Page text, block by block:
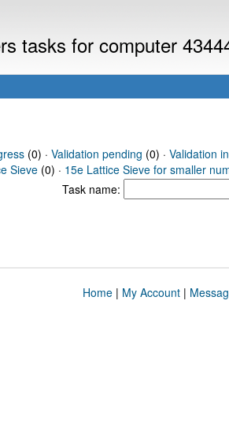
tasks for computer
(0) · Validation pending (0) · Validation
Sieve (0) · 15e Lattice Sieve for smaller
Task name:
Home| My Account|